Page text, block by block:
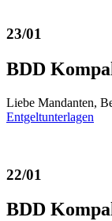
23/01
BDD
Liebe Mandanten,
Entgeltunterlagen
22/01
BDD